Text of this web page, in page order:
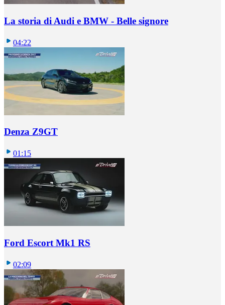
La storia di Audi e BMW - Belle signore
04:22
Denza Z9GT
01:15
Ford Escort Mk1 RS
02:09